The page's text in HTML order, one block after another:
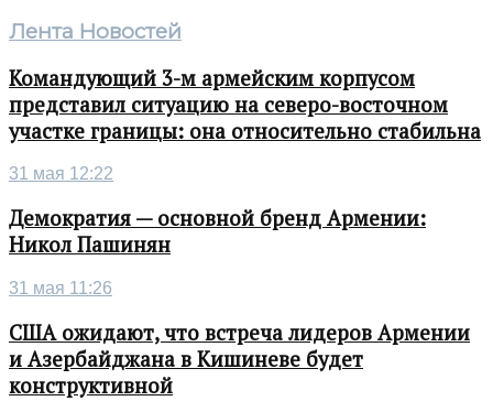
Лента Новостей
Командующий 3-м армейским корпусом
представил ситуацию на северо-восточном
участке границы: она относительно стабильна
31 мая 12:22
Демократия — основной бренд Армении:
Никол Пашинян
31 мая 11:26
США ожидают, что встреча лидеров Армении
и Азербайджана в Кишиневе будет
конструктивной